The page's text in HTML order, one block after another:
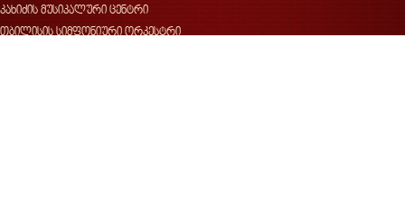
კახიძის მუსიკალური ცენტრი
თბილისის სიმფონიური ორკესტრი